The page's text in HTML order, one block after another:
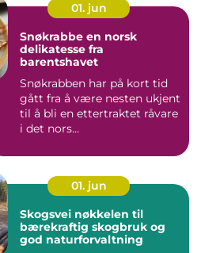
01. jun
Snøkrabbe en norsk
delikatesse fra
barentshavet
Snøkrabben har på kort tid
gått fra å være nesten ukjent
til å bli en ettertraktet råvare
i det nors...
01. jun
Skogsvei nøkkelen til
bærekraftig skogbruk og
god naturforvaltning